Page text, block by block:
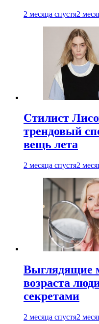
2 месяца спустя2
Стилист
трендовый
вещь лета
2 месяца спустя2
Выглядящие
возраста
секретами
2 месяца спустя2